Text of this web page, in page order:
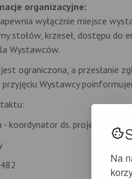
Na
organizacyjne:
wyłącznie miejsce
stołów, krzeseł, dostępu do
Wystawców.
ograniczona, a przesłanie
przyjęciu Wystawcy
- koordynator ds. projektów i